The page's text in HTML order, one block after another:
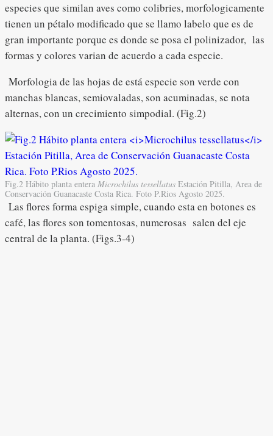
especies que similan aves como colibries, morfologicamente
tienen un pétalo modificado que se llamo labelo que es de
gran importante porque es donde se posa el polinizador, las
formas y colores varian de acuerdo a cada especie.
Morfologia de las hojas de está especie son verde con
manchas blancas, semiovaladas, son acuminadas, se nota
alternas, con un crecimiento simpodial. (Fig.2)
Fig.2 Hábito planta entera Microchilus tessellatus Estación Pitilla, Area de
Conservación Guanacaste Costa Rica. Foto P.Rios Agosto 2025.
Las flores forma espiga simple, cuando esta en botones es
café, las flores son tomentosas, numerosas salen del eje
central de la planta. (Figs.3-4)